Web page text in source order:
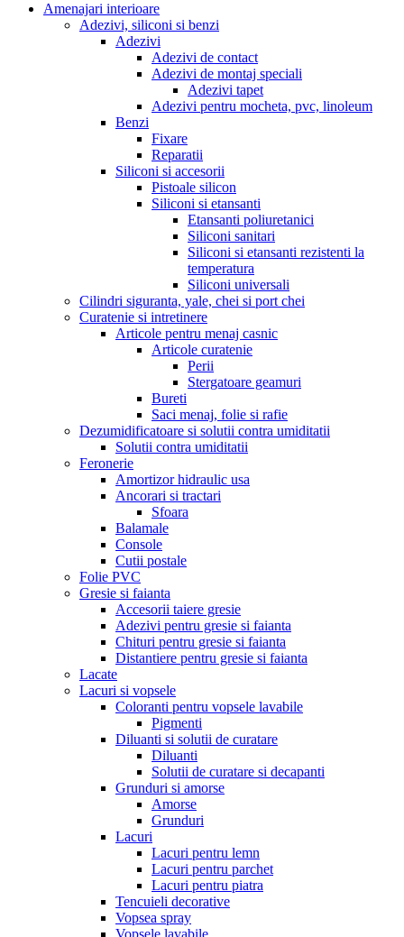
Amenajari interioare
Adezivi, siliconi si benzi
Adezivi
Adezivi de contact
Adezivi de montaj speciali
Adezivi tapet
Adezivi pentru mocheta, pvc, linoleum
Benzi
Fixare
Reparatii
Siliconi si accesorii
Pistoale silicon
Siliconi si etansanti
Etansanti poliuretanici
Siliconi sanitari
Siliconi si etansanti rezistenti la
temperatura
Siliconi universali
Cilindri siguranta, yale, chei si port chei
Curatenie si intretinere
Articole pentru menaj casnic
Articole curatenie
Perii
Stergatoare geamuri
Bureti
Saci menaj, folie si rafie
Dezumidificatoare si solutii contra umiditatii
Solutii contra umiditatii
Feronerie
Amortizor hidraulic usa
Ancorari si tractari
Sfoara
Balamale
Console
Cutii postale
Folie PVC
Gresie si faianta
Accesorii taiere gresie
Adezivi pentru gresie si faianta
Chituri pentru gresie si faianta
Distantiere pentru gresie si faianta
Lacate
Lacuri si vopsele
Coloranti pentru vopsele lavabile
Pigmenti
Diluanti si solutii de curatare
Diluanti
Solutii de curatare si decapanti
Grunduri si amorse
Amorse
Grunduri
Lacuri
Lacuri pentru lemn
Lacuri pentru parchet
Lacuri pentru piatra
Tencuieli decorative
Vopsea spray
Vopsele lavabile